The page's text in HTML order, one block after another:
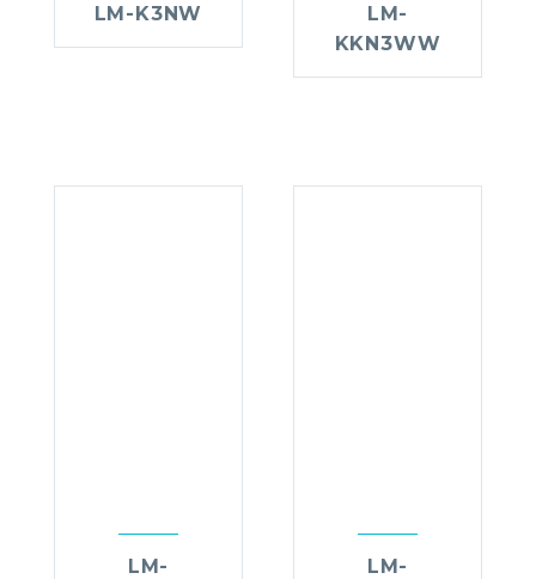
LM-K3NW
LM-
KKN3WW
LM-
LM-